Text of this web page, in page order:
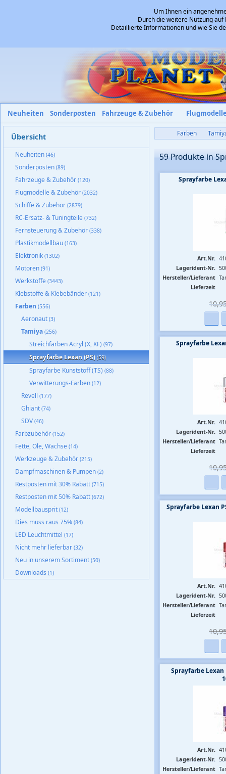
Neuheiten Sonderposten Fahrzeuge & Zubehör
Übersicht
Neuheiten (46)
Sonderposten (89)
Fahrzeuge & Zubehör (120)
Flugmodelle & Zubehör (2032)
Schiffe & Zubehör (2879)
RC-Ersatz- & Tuningteile (732)
Fernsteuerung & Zubehör (338)
Plastikmodellbau (163)
Elektronik (1302)
Motoren (91)
Werkstoffe (3443)
Klebstoffe & Klebebänder (121)
Farben (556)
Aeronaut (3)
Tamiya (256)
Streichfarben Acryl (X, XF) (97)
Sprayfarbe Lexan (PS) (59)
Sprayfarbe Kunststoff (TS) (88)
Verwitterungs-Farben (12)
Revell (177)
Ghiant (74)
SDV (46)
Farbzubehör (152)
Fette, Öle, Wachse (14)
Werkzeuge & Zubehör (215)
Dampfmaschinen & Pumpen (2)
Restposten mit 30% Rabatt (715)
Restposten mit 50% Rabatt (672)
Modellbausprit (12)
Dies muss raus 75% (84)
LED Leuchtmittel (17)
Nicht mehr lieferbar (32)
Neu in unserem Sortiment (50)
Downloads (1)
Um Ihnen ein
Durch die weitere Nutzung
Detaillierte Informationen und wie Sie
Farben
59 Produkte in
Sprayfarbe
Art.Nr.
Lagerident-Nr.
Hersteller/Lieferant
Lieferzeit
10,95
Sprayfarbe
Art.Nr.
Lagerident-Nr.
Hersteller/Lieferant
Lieferzeit
10,95
Sprayfarbe Lexan
Art.Nr.
Lagerident-Nr.
Hersteller/Lieferant
Lieferzeit
10,95
Sprayfarbe
Art.Nr.
Lagerident-Nr.
Hersteller/Lieferant